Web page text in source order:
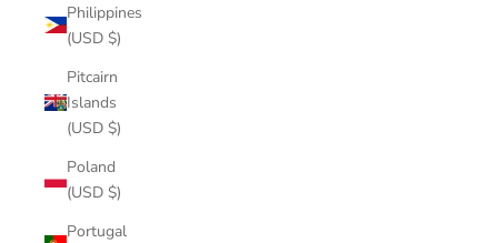
Philippines
(USD $)
Pitcairn
Islands
(USD $)
Poland
(USD $)
Portugal